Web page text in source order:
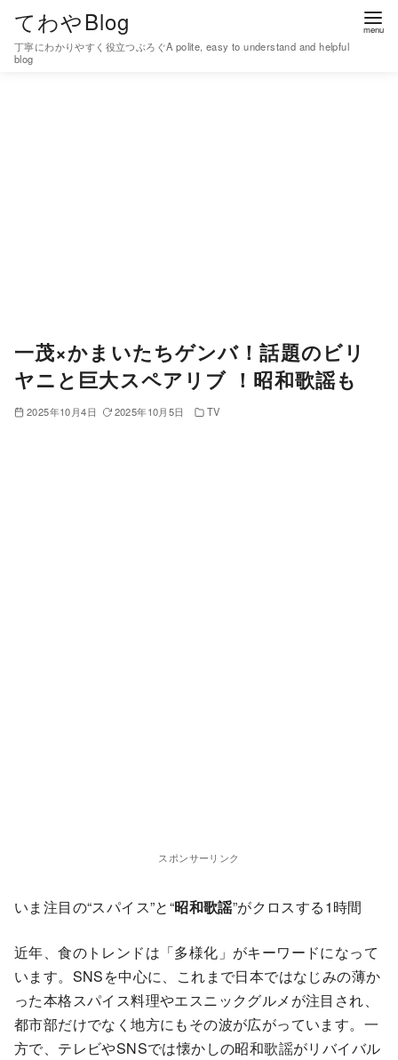
てわやBlog
丁寧にわかりやすく役立つぶろぐA polite, easy to understand and helpful
blog
一茂×かまいたちゲンバ！話題のビリ
ヤニと巨大スペアリブ ！昭和歌謡も
2025年10月4日 2025年10月5日 TV
スポンサーリンク
いま注目の“スパイス”と“昭和歌謡”がクロスする1時間
近年、食のトレンドは「多様化」がキーワードになって
います。SNSを中心に、これまで日本ではなじみの薄か
った本格スパイス料理やエスニックグルメが注目され、
都市部だけでなく地方にもその波が広がっています。一
方で、テレビやSNSでは懐かしの昭和歌謡がリバイバル